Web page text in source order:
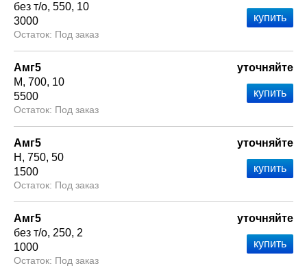
без т/о 550 10
3000
Под заказ
Амг5
М 700 10
5500
Под заказ
уточняйте
Амг5
Н
750 50
1500
Под заказ
уточняйте
Амг5
без т/о 250 2
1000
Под заказ
уточняйте